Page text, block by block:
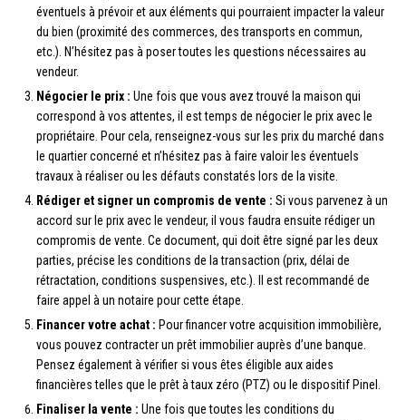
éventuels à prévoir et aux éléments qui pourraient impacter la valeur
du bien (proximité des commerces, des transports en commun,
etc.). N’hésitez pas à poser toutes les questions nécessaires au
vendeur.
Négocier le prix : Une fois que vous avez trouvé la maison qui
correspond à vos attentes, il est temps de négocier le prix avec le
propriétaire. Pour cela, renseignez-vous sur les prix du marché dans
le quartier concerné et n’hésitez pas à faire valoir les éventuels
travaux à réaliser ou les défauts constatés lors de la visite.
Rédiger et signer un compromis de vente : Si vous parvenez à un
accord sur le prix avec le vendeur, il vous faudra ensuite rédiger un
compromis de vente. Ce document, qui doit être signé par les deux
parties, précise les conditions de la transaction (prix, délai de
rétractation, conditions suspensives, etc.). Il est recommandé de
faire appel à un notaire pour cette étape.
Financer votre achat : Pour financer votre acquisition immobilière,
vous pouvez contracter un prêt immobilier auprès d’une banque.
Pensez également à vérifier si vous êtes éligible aux aides
financières telles que le prêt à taux zéro (PTZ) ou le dispositif Pinel.
Finaliser la vente : Une fois que toutes les conditions du